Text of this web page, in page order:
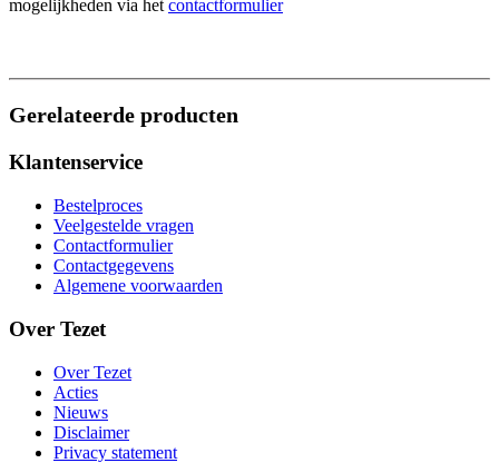
mogelijkheden via hetcontactformulier
Gerelateerde producten
Klantenservice
Bestelproces
Veelgestelde vragen
Contactformulier
Contactgegevens
Algemene voorwaarden
Over Tezet
Over Tezet
Acties
Nieuws
Disclaimer
Privacy statement